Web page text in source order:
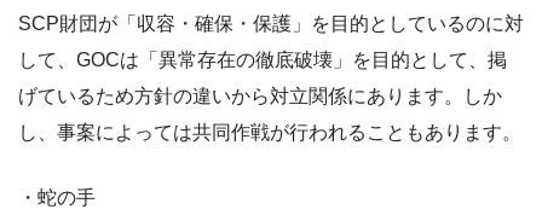
SCP財団が「収容・確保・保護」を目的としているのに対
して、GOCは「異常存在の徹底破壊」を目的として、掲
げているため方針の違いから対立関係にあります。しか
し、事案によっては共同作戦が行われることもあります。
・蛇の手